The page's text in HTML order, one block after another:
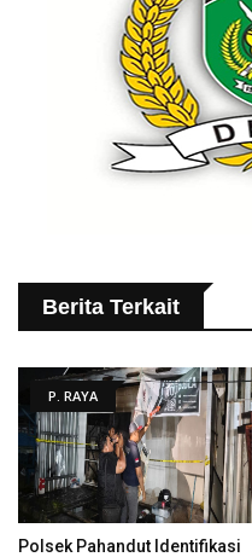
Berita Terkait
P. RAYA
Polsek Pahandut Identifikasi